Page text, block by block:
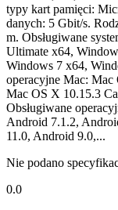
typy kart pamięci:
danych: 5 Gbit/s.
m. Obsługiwane
Ultimate x64,
Windows 7 x64,
operacyjne Mac:
Mac OS X 10.15.3
Obsługiwane
Android 7.1.2,
11.0, Android 9.0,...
Nie podano
0.0